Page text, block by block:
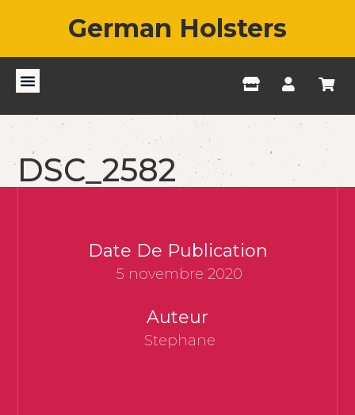
German Holsters
DSC_2582
Date De Publication
5 novembre 2020
Auteur
Stephane